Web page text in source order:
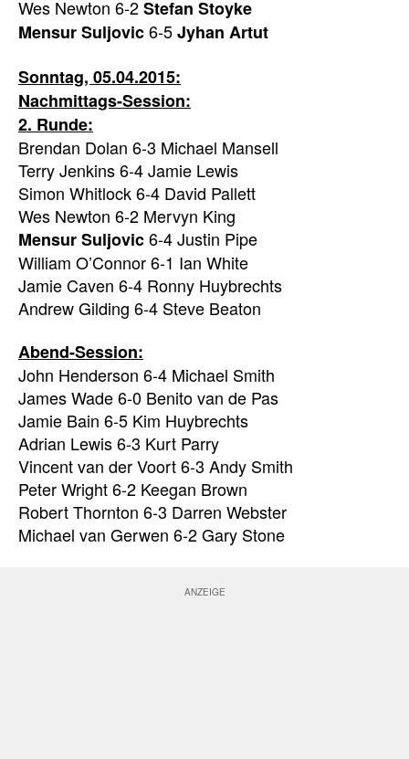
Wes Newton 6-2Stefan Stoyke
Mensur Suljovic6-5Jyhan Artut
Sonntag, 05.04.2015:
Nachmittags-Session:
2. Runde:
Brendan Dolan 6-3 Michael Mansell
Terry Jenkins 6-4 Jamie Lewis
Simon Whitlock 6-4 David Pallett
Wes Newton 6-2 Mervyn King
Mensur Suljovic6-4 Justin Pipe
William O’Connor 6-1 Ian White
Jamie Caven 6-4 Ronny Huybrechts
Andrew Gilding 6-4 Steve Beaton
Abend-Session:
John Henderson 6-4 Michael Smith
James Wade 6-0 Benito van de Pas
Jamie Bain 6-5 Kim Huybrechts
Adrian Lewis 6-3 Kurt Parry
Vincent van der Voort 6-3 Andy Smith
Peter Wright 6-2 Keegan Brown
Robert Thornton 6-3 Darren Webster
Michael van Gerwen 6-2 Gary Stone